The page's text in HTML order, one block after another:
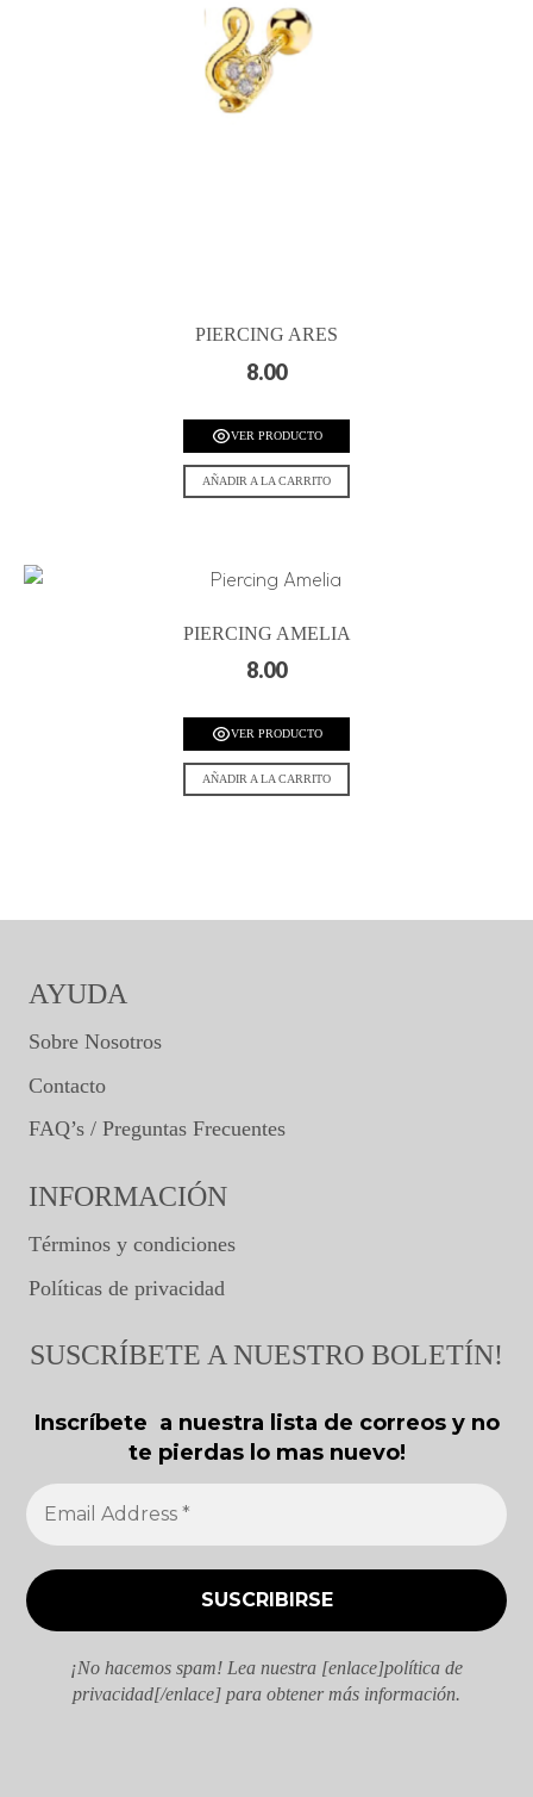
PIERCING ARES
8.00
VER PRODUCTO
AÑADIR A LA CARRITO
PIERCING AMELIA
8.00
VER PRODUCTO
AÑADIR A LA CARRITO
AYUDA
Sobre Nosotros
Contacto
FAQ’s / Preguntas Frecuentes
INFORMACIÓN
Términos y condiciones
Políticas de privacidad
SUSCRÍBETE A NUESTRO BOLETÍN!
Inscríbete a nuestra lista de correos y no
te pierdas lo mas nuevo!
¡No hacemos spam! Lea nuestra [enlace]política de
privacidad[/enlace] para obtener más información.